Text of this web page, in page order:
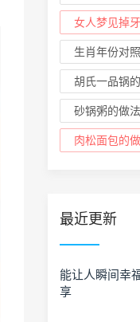
女人梦见掉
生肖年份对
胡氏一品锅
砂锅粥的做法
肉松面包的
最近更新
能让人瞬间幸
享